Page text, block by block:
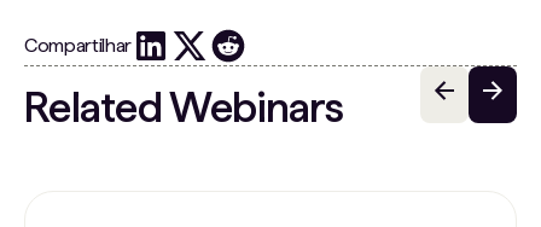
Compartilhar
Related Webinars